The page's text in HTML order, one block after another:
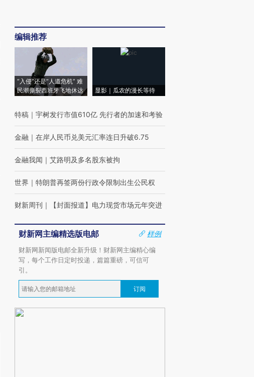
编辑推荐
“入侵”还是“人道危机” 难
民潮撕裂西班牙飞地休达
显影｜瓜农的漫长等待
特稿 ｜ 宇树发行市值610亿 先行者的加速和考验
金融 ｜ 在岸人民币兑美元汇率连日升破6.75
金融我闻 ｜ 艾路明及多名股东被拘
世界 ｜ 特朗普再签两份行政令限制出生公民权
财新周刊 ｜ 【封面报道】电力现货市场元年突进
财新网主编精选版电邮
样例
财新网新闻版电邮全新升级！财新网主编精心编
写，每个工作日定时投递，篇篇重磅，可信可
引。
订阅